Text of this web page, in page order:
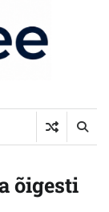
õigesti